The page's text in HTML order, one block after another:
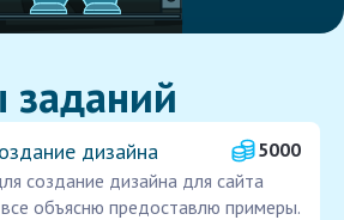
дизайна
5000
создание дизайна для сайта
объясню предоставлю примеры.